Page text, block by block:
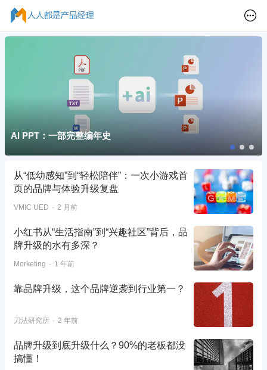
AI PPT：一部完整编年史
从“低幼感知”到“轻松陪伴”：一次小游戏首
页的品牌与体验升级复盘
VMIC UED 2 月前
小红书从“生活指南”到“兴趣社区”背后，品
牌升级的水有多深？
Morketing 1 年前
靠品牌升级，这个品牌逆袭到行业第一？
刀法研究所 2 年前
品牌升级到底升级什么？90%的老板都没
搞懂！